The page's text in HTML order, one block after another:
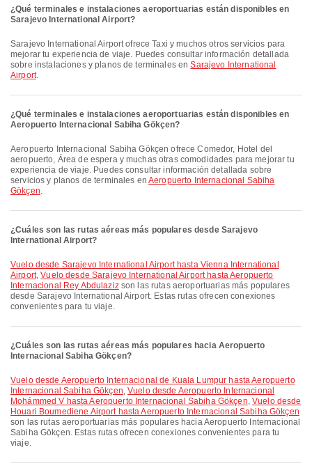
¿Qué terminales e instalaciones aeroportuarias están disponibles en
Sarajevo International Airport?
Sarajevo International Airport ofrece Taxi y muchos otros servicios para
mejorar tu experiencia de viaje. Puedes consultar información detallada
sobre instalaciones y planos de terminales enSarajevo International
Airport.
¿Qué terminales e instalaciones aeroportuarias están disponibles en
Aeropuerto Internacional Sabiha Gökçen?
Aeropuerto Internacional Sabiha Gökçen ofrece Comedor, Hotel del
aeropuerto, Área de espera y muchas otras comodidades para mejorar tu
experiencia de viaje. Puedes consultar información detallada sobre
servicios y planos de terminales enAeropuerto Internacional Sabiha
Gökçen.
¿Cuáles son las rutas aéreas más populares desde Sarajevo
International Airport?
Vuelo desde Sarajevo International Airport hasta Vienna International
Airport,Vuelo desde Sarajevo International Airport hasta Aeropuerto
Internacional Rey Abdulazizson las rutas aeroportuarias más populares
desde Sarajevo International Airport. Estas rutas ofrecen conexiones
convenientes para tu viaje.
¿Cuáles son las rutas aéreas más populares hacia Aeropuerto
Internacional Sabiha Gökçen?
Vuelo desde Aeropuerto Internacional de Kuala Lumpur hasta Aeropuerto
Internacional Sabiha Gökçen,Vuelo desde Aeropuerto Internacional
Mohámmed V hasta Aeropuerto Internacional Sabiha Gökçen, Vuelo desde
Houari Boumediene Airport hasta Aeropuerto Internacional Sabiha Gökçen
son las rutas aeroportuarias más populares hacia Aeropuerto Internacional
Sabiha Gökçen. Estas rutas ofrecen conexiones convenientes para tu
viaje.